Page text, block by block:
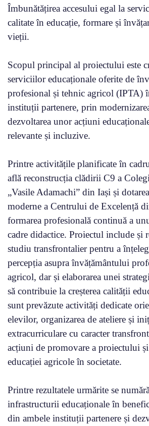
Îmbunătățirea accesului egal la
calitate în educație, formare și
vieții.
Scopul principal al proiectului este
serviciilor educaționale oferite de
profesional și tehnic agricol (IPTA)
instituții partenere, prin
dezvoltarea unor acțiuni
relevante și incluzive.
Printre activitățile planificate în
află reconstrucția clădirii C9 a
„Vasile Adamachi” din Iași și
moderne a Centrului de Excelență
formarea profesională continuă a
cadre didactice. Proiectul include și
studiu transfrontalier pentru a
percepția asupra învățământului
agricol, dar și elaborarea unei
să contribuie la creșterea calității
sunt prevăzute activități dedicate
elevilor, organizarea de ateliere și
extracurriculare cu caracter
acțiuni de promovare a proiectului
educației agricole în societate.
Printre rezultatele urmărite se
infrastructurii educaționale în
din ambele instituții partenere și